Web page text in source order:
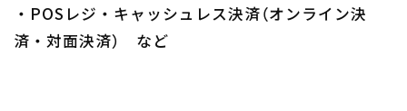
・POSレジ・キャッシュレス決済（オンライン決
済・対面決済） など